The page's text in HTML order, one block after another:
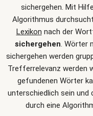
sichergehen. Mit
Algorithmus
Lexikon nach der
sichergehen. Wörter
sichergehen werden
Trefferrelevanz werden
gefundenen Wörter
unterschiedlich sein und
durch eine